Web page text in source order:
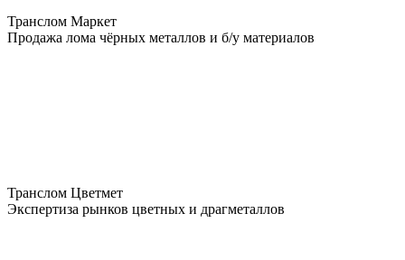
Транслом Маркет
Продажа лома чёрных металлов и б/у материалов
Транслом Цветмет
Экспертиза рынков цветных и драгметаллов